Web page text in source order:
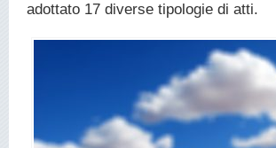
adottato 17 diverse tipologie di atti.